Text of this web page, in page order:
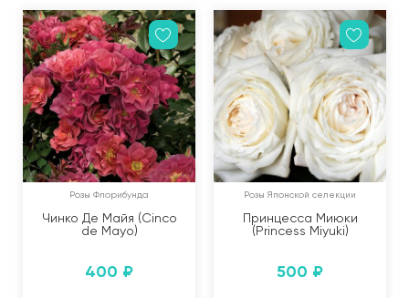
Розы Флорибунда
Чинко Де Майя (Cinco
de Mayo)
400 ₽
Розы Японской селекции
Принцесса Миюки
(Princess Miyuki)
500 ₽